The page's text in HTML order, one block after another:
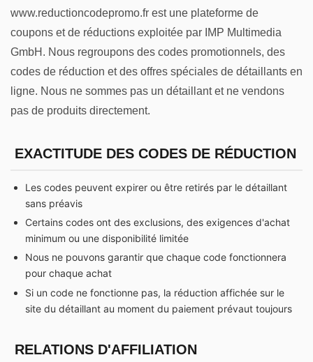
www.reductioncodepromo.fr est une plateforme de
coupons et de réductions exploitée par IMP Multimedia
GmbH. Nous regroupons des codes promotionnels, des
codes de réduction et des offres spéciales de détaillants en
ligne. Nous ne sommes pas un détaillant et ne vendons
pas de produits directement.
EXACTITUDE DES CODES DE RÉDUCTION
Les codes peuvent expirer ou être retirés par le détaillant
sans préavis
Certains codes ont des exclusions, des exigences d'achat
minimum ou une disponibilité limitée
Nous ne pouvons garantir que chaque code fonctionnera
pour chaque achat
Si un code ne fonctionne pas, la réduction affichée sur le
site du détaillant au moment du paiement prévaut toujours
RELATIONS D'AFFILIATION